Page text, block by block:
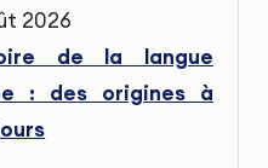
2026
de la langue
: des origines à